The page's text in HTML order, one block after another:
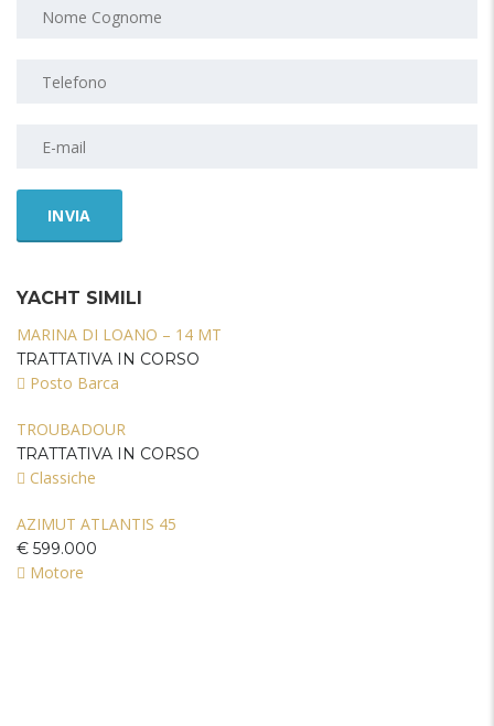
YACHT SIMILI
MARINA DI LOANO – 14 MT
TRATTATIVA IN CORSO
Posto Barca
TROUBADOUR
TRATTATIVA IN CORSO
Classiche
AZIMUT ATLANTIS 45
€ 599.000
Motore